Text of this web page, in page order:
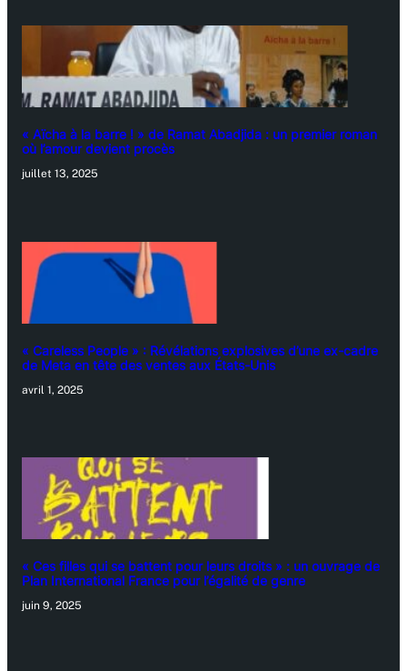
« Aïcha à la barre ! » de Ramat Abadjida : un premier roman
où l’amour devient procès
juillet 13, 2025
« Careless People » : Révélations explosives d’une ex-cadre
de Meta en tête des ventes aux États-Unis
avril 1, 2025
« Ces filles qui se battent pour leurs droits » : un ouvrage de
Plan International France pour l’égalité de genre
juin 9, 2025